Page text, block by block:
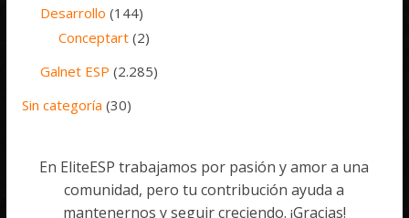
Desarrollo (144)
Conceptart (2)
Galnet ESP (2.285)
Sin categoría (30)
En EliteESP trabajamos por pasión y amor a una
comunidad, pero tu contribución ayuda a
mantenernos y seguir creciendo. ¡Gracias!